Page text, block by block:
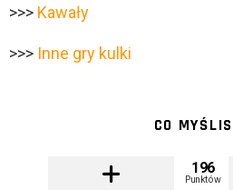
>>> Kawały
>>> Inne gry kulki
CO
196
Punktów